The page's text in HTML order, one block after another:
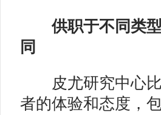
供职于不同类型
同
皮尤研究中心比
者的体验和态度，